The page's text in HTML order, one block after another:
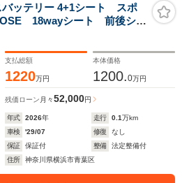
ッテリー 4+1シート スポ
18wayシート 前後シー
ン ソフトクローズ 21イ
イール エレクトリックスポ
ガラス
支払総額
1220万円
本体価格
1200.0万円
残価ローン 月々52,000円
年式 2026年 走行 0.1万km
車検
'29/07 修復
なし
保証
保証付 整備
法定整備付
住所
神奈川県横浜市青葉区